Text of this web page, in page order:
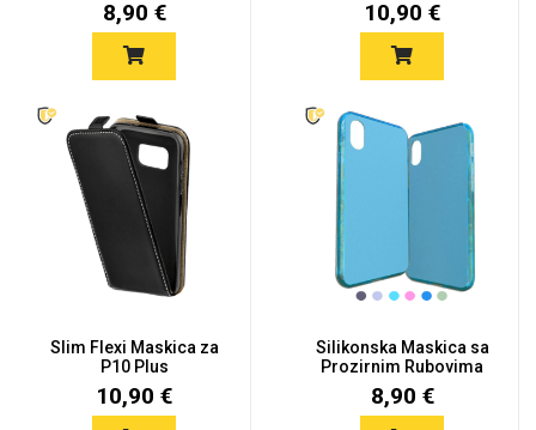
8,90 € 10,90 €
Slim Flexi Maskica za
P10 Plus
10,90 €
Silikonska Maskica sa
Prozirnim Rubovima
za P1...
8,90 €